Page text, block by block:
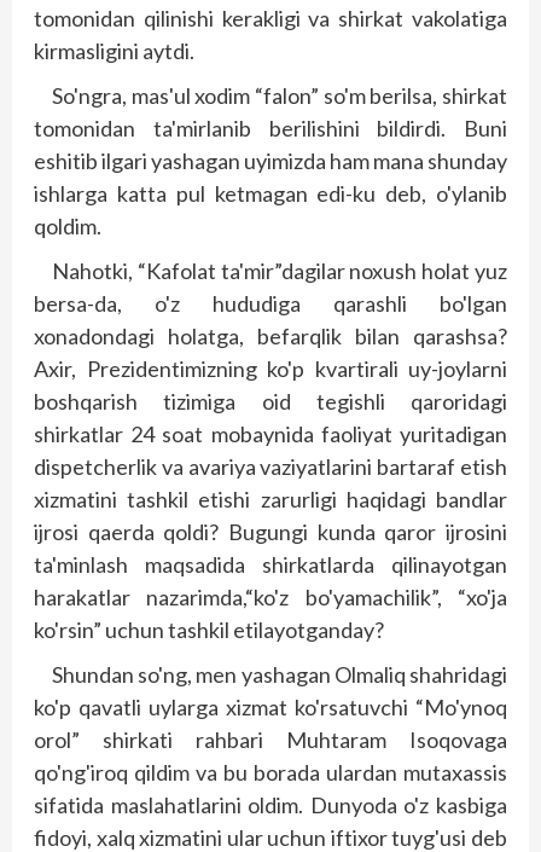
tomonidan qilinishi kerakligi va shirkat vakolatiga
kirmasligini aytdi.
So'ngra, mas'ul xodim “falon” so'm berilsa, shirkat
tomonidan ta'mirlanib berilishini bildirdi. Buni
eshitib ilgari yashagan uyimizda ham mana shunday
ishlarga katta pul ketmagan edi-ku deb, o'ylanib
qoldim.
Nahotki, “Kafolat ta'mir”dagilar noxush holat yuz
bersa-da, o'z hududiga qarashli bo'lgan
xonadondagi holatga, befarqlik bilan qarashsa?
Axir, Prezidentimizning ko'p kvartirali uy-joylarni
boshqarish tizimiga oid tegishli qaroridagi
shirkatlar 24 soat mobaynida faoliyat yuritadigan
dispetcherlik va avariya vaziyatlarini bartaraf etish
xizmatini tashkil etishi zarurligi haqidagi bandlar
ijrosi qaerda qoldi? Bugungi kunda qaror ijrosini
ta'minlash maqsadida shirkatlarda qilinayotgan
harakatlar nazarimda,“ko'z bo'yamachilik”, “xo'ja
ko'rsin” uchun tashkil etilayotganday?
Shundan so'ng, men yashagan Olmaliq shahridagi
ko'p qavatli uylarga xizmat ko'rsatuvchi “Mo'ynoq
orol” shirkati rahbari Muhtaram Isoqovaga
qo'ng'iroq qildim va bu borada ulardan mutaxassis
sifatida maslahatlarini oldim. Dunyoda o'z kasbiga
fidoyi, xalq xizmatini ular uchun iftixor tuyg'usi deb